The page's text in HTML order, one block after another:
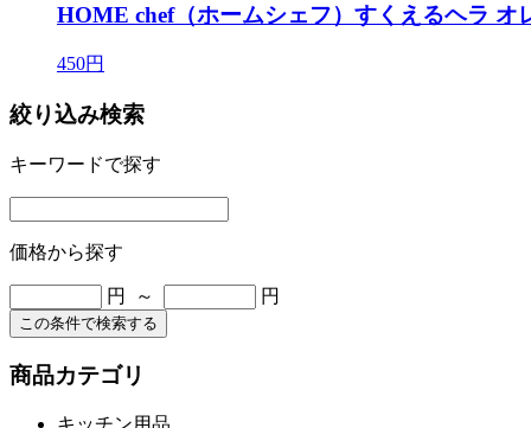
HOME chef（ホームシェフ）すくえるヘラ オ
450円
絞り込み検索
キーワードで探す
価格から探す
円 ～ 円
この条件で検索する
商品カテゴリ